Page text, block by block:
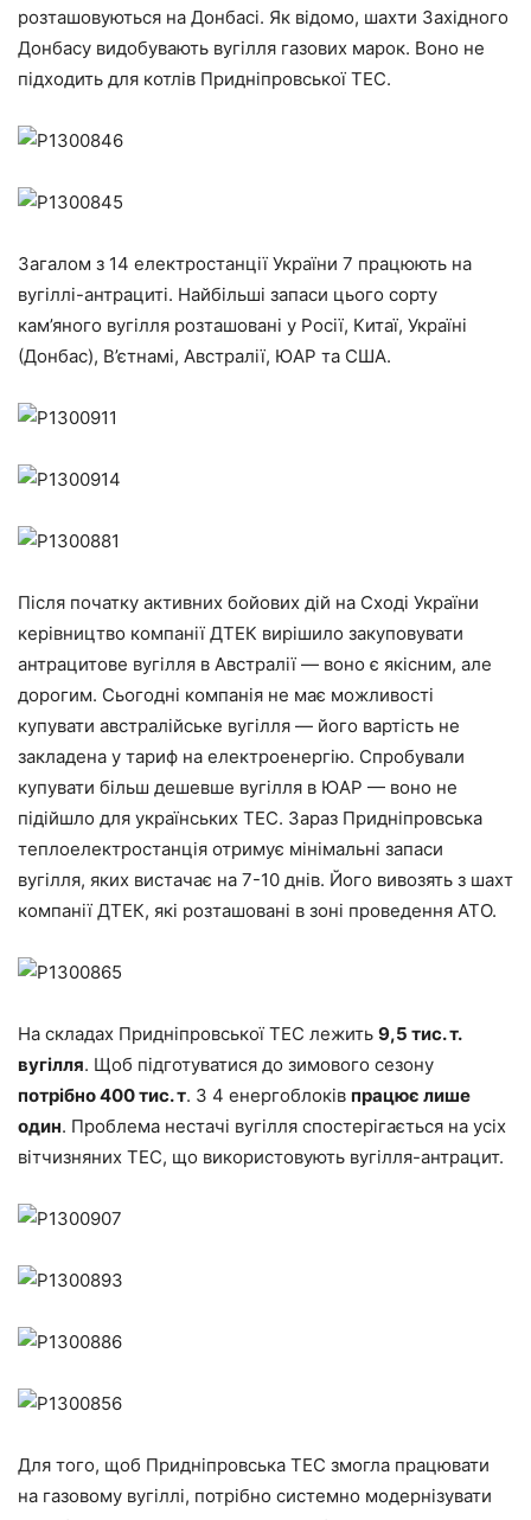
розташовуються на Донбасі. Як відомо, шахти Західного
Донбасу видобувають вугілля газових марок. Воно не
підходить для котлів Придніпровської ТЕС.
Загалом з 14 електростанції України 7 працюють на
вугіллі-антрациті. Найбільші запаси цього сорту
кам’яного вугілля розташовані у Росії, Китаї, Україні
(Донбас), В’єтнамі, Австралії, ЮАР та США.
Після початку активних бойових дій на Сході України
керівництво компанії ДТЕК вирішило закуповувати
антрацитове вугілля в Австралії — воно є якісним, але
дорогим. Сьогодні компанія не має можливості
купувати австралійське вугілля — його вартість не
закладена у тариф на електроенергію. Спробували
купувати більш дешевше вугілля в ЮАР — воно не
підійшло для українських ТЕС. Зараз Придніпровська
теплоелектростанція отримує мінімальні запаси
вугілля, яких вистачає на 7-10 днів. Його вивозять з шахт
компанії ДТЕК, які розташовані в зоні проведення АТО.
На складах Придніпровської ТЕС лежить 9,5 тис. т.
вугілля. Щоб підготуватися до зимового сезону
потрібно 400 тис. т. З 4 енергоблоків працює лише
один. Проблема нестачі вугілля спостерігається на усіх
вітчизняних ТЕС, що використовують вугілля-антрацит.
Для того, щоб Придніпровська ТЕС змогла працювати
на газовому вугіллі, потрібно системно модернізувати